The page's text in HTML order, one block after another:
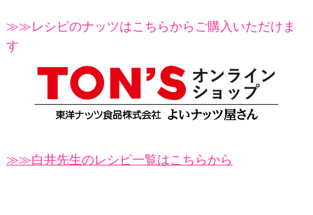
≫≫レシピのナッツはこちらからご購入いただけま
す
≫≫白井先生のレシピ一覧はこちらから